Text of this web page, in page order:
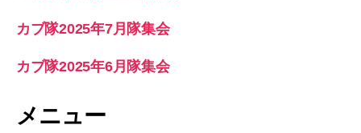
カブ隊2025年7月隊集会
カブ隊2025年6月隊集会
メニュー